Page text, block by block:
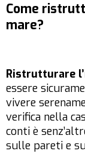
Come
mare?
Ristrutturare
essere
vivere
verifica nella
conti è
sulle pareti e